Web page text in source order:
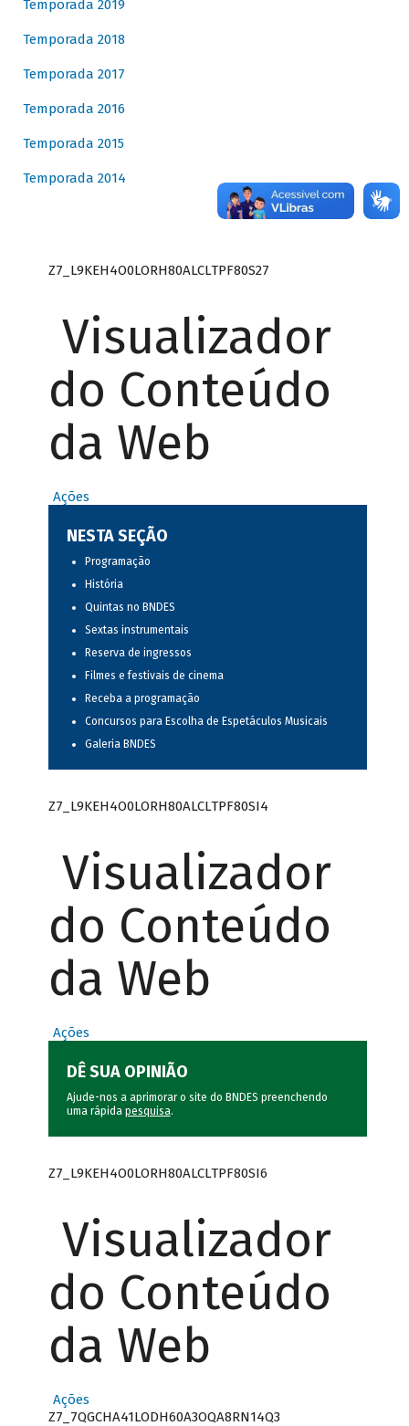
Temporada 2019
Temporada 2018
Temporada 2017
Temporada 2016
Temporada 2015
Temporada 2014
Z7_L9KEH4O0LORH80ALCLTPF80S27
Visualizador
do Conteúdo
da Web
Ações
NESTA SEÇÃO
Programação
História
Quintas no BNDES
Sextas instrumentais
Reserva de ingressos
Filmes e festivais de cinema
Receba a programação
Concursos para Escolha de Espetáculos Musicais
Galeria BNDES
Z7_L9KEH4O0LORH80ALCLTPF80SI4
Visualizador
do Conteúdo
da Web
Ações
DÊ SUA OPINIÃO
Ajude-nos a aprimorar o site do BNDES preenchendo
uma rápida pesquisa.
Z7_L9KEH4O0LORH80ALCLTPF80SI6
Visualizador
do Conteúdo
da Web
Ações
Z7_7QGCHA41LODH60A3OQA8RN14Q3